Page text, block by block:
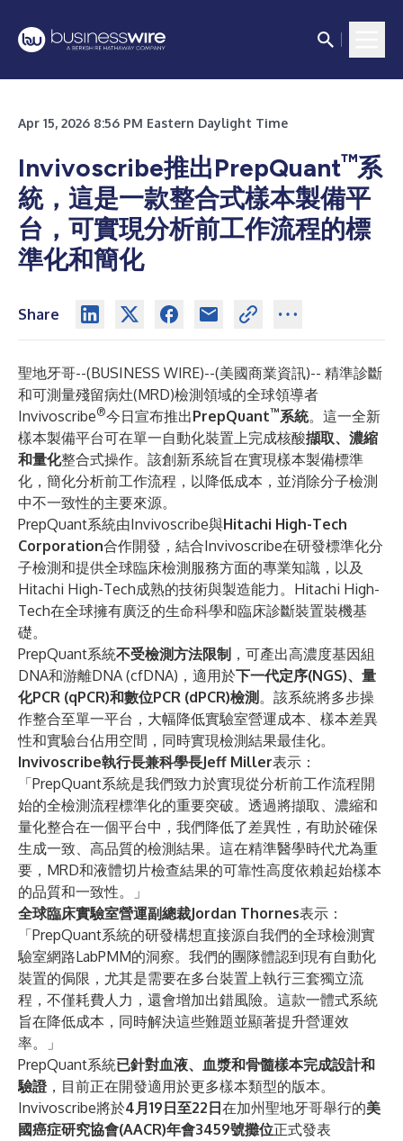
Apr 15, 2026 8:56 PM Eastern Daylight Time
Invivoscribe推出PrepQuant™系
統，這是一款整合式樣本製備平
台，可實現分析前工作流程的標
準化和簡化
Share
聖地牙哥--(BUSINESS WIRE)--(美國商業資訊)-- 精準診斷
和可測量殘留病灶(MRD)檢測領域的全球領導者
Invivoscribe®今日宣布推出PrepQuant™系統。這一全新
樣本製備平台可在單一自動化裝置上完成核酸擷取、濃縮
和量化整合式操作。該創新系統旨在實現樣本製備標準
化，簡化分析前工作流程，以降低成本，並消除分子檢測
中不一致性的主要來源。
PrepQuant系統由Invivoscribe與Hitachi High-Tech
Corporation合作開發，結合Invivoscribe在研發標準化分
子檢測和提供全球臨床檢測服務方面的專業知識，以及
Hitachi High-Tech成熟的技術與製造能力。Hitachi High-
Tech在全球擁有廣泛的生命科學和臨床診斷裝置裝機基
礎。
PrepQuant系統不受檢測方法限制 ，可產出高濃度基因組
DNA和游離DNA (cfDNA)，適用於下一代定序(NGS)、量
化PCR (qPCR)和數位PCR (dPCR)檢測 。該系統將多步操
作整合至單一平台，大幅降低實驗室營運成本、樣本差異
性和實驗台佔用空間，同時實現檢測結果最佳化。
Invivoscribe執行長兼科學長Jeff Miller表示：
「PrepQuant系統是我們致力於實現從分析前工作流程開
始的全檢測流程標準化的重要突破。透過將擷取、濃縮和
量化整合在一個平台中，我們降低了差異性，有助於確保
生成一致、高品質的檢測結果。這在精準醫學時代尤為重
要，MRD和液體切片檢查結果的可靠性高度依賴起始樣本
的品質和一致性。」
全球臨床實驗室營運副總裁Jordan Thornes表示：
「PrepQuant系統的研發構想直接源自我們的全球檢測實
驗室網路LabPMM的洞察。我們的團隊體認到現有自動化
裝置的侷限，尤其是需要在多台裝置上執行三套獨立流
程，不僅耗費人力，還會增加出錯風險。這款一體式系統
旨在降低成本，同時解決這些難題並顯著提升營運效
率。」
PrepQuant系統已針對血液、血漿和骨髓樣本完成設計和
驗證，目前正在開發適用於更多樣本類型的版本。
Invivoscribe將於4月19日至22日在加州聖地牙哥舉行的美
國癌症研究協會(AACR)年會3459號攤位正式發表